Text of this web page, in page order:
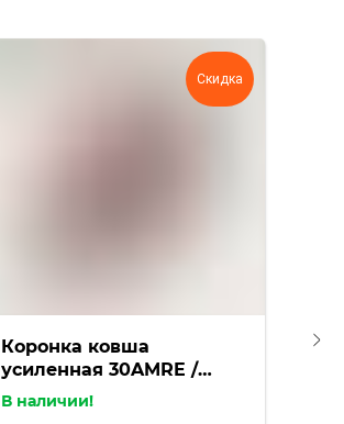
Скидка
Коронка ковша
усиленная 30AMRE /
VOE14523946
В наличии!